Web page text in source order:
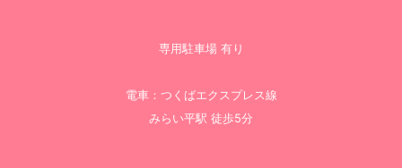
専用駐車場 有り
電車：つくばエクスプレス線
みらい平駅 徒歩5分